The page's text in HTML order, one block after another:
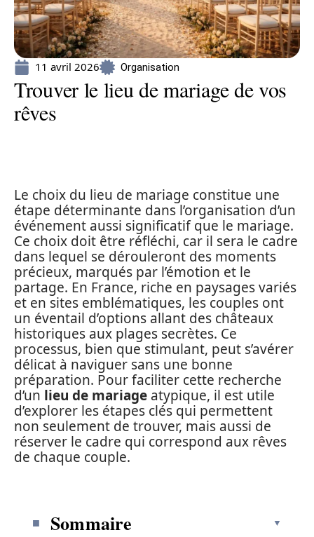
11 avril 2026 Organisation
Trouver le lieu de mariage de vos
rêves
Le choix du lieu de mariage constitue une
étape déterminante dans l’organisation d’un
événement aussi significatif que le mariage.
Ce choix doit être réfléchi, car il sera le cadre
dans lequel se dérouleront des moments
précieux, marqués par l’émotion et le
partage. En France, riche en paysages variés
et en sites emblématiques, les couples ont
un éventail d’options allant des châteaux
historiques aux plages secrètes. Ce
processus, bien que stimulant, peut s’avérer
délicat à naviguer sans une bonne
préparation. Pour faciliter cette recherche
d’un lieu de mariage atypique, il est utile
d’explorer les étapes clés qui permettent
non seulement de trouver, mais aussi de
réserver le cadre qui correspond aux rêves
de chaque couple.
Sommaire